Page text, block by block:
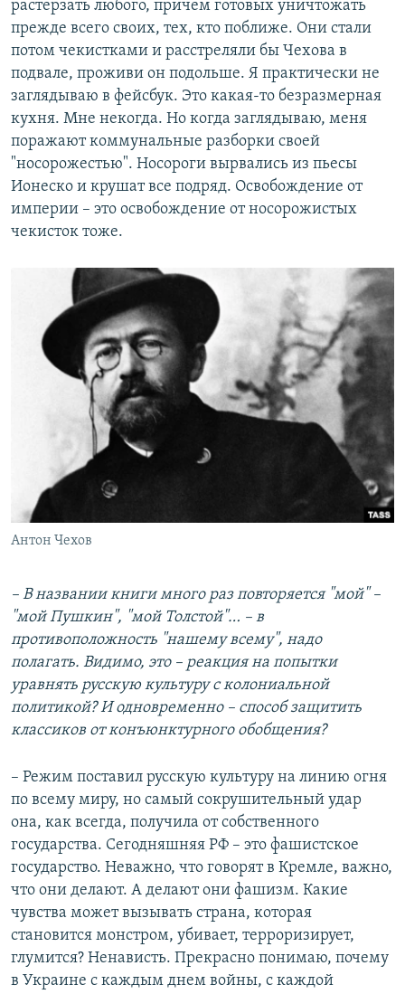
растерзать любого, причем готовых уничтожать
прежде всего своих, тех, кто поближе. Они стали
потом чекистками и расстреляли бы Чехова в
подвале, проживи он подольше. Я практически не
заглядываю в фейсбук. Это какая-то безразмерная
кухня. Мне некогда. Но когда заглядываю, меня
поражают коммунальные разборки своей
"носорожестью". Носороги вырвались из пьесы
Ионеско и крушат все подряд. Освобождение от
империи – это освобождение от носорожистых
чекисток тоже.
Антон Чехов
– В названии книги много раз повторяется "мой" –
"мой Пушкин", "мой Толстой"… – в
противоположность "нашему всему", надо
полагать. Видимо, это – реакция на попытки
уравнять русскую культуру с колониальной
политикой? И одновременно – способ защитить
классиков от конъюнктурного обобщения?
– Режим поставил русскую культуру на линию огня
по всему миру, но самый сокрушительный удар
она, как всегда, получила от собственного
государства. Сегодняшняя РФ – это фашистское
государство. Неважно, что говорят в Кремле, важно,
что они делают. А делают они фашизм. Какие
чувства может вызывать страна, которая
становится монстром, убивает, терроризирует,
глумится? Ненависть. Прекрасно понимаю, почему
в Украине с каждым днем войны, с каждой